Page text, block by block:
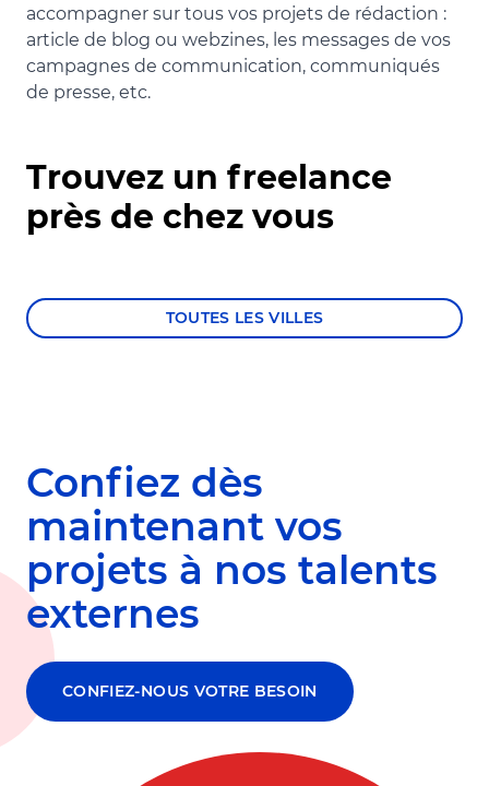
accompagner sur tous vos projets de rédaction :
article de blog ou webzines, les messages de vos
campagnes de communication, communiqués
de presse, etc.
Trouvez un freelance
près de chez vous
TOUTES LES VILLES
Confiez dès
maintenant vos
projets à nos talents
externes
CONFIEZ-NOUS VOTRE BESOIN